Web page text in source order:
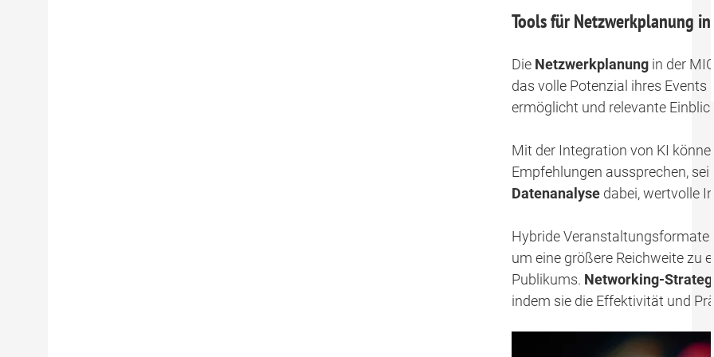
Tools für Netzwerkplanung
Die Netzwerkplanung in der
das volle Potenzial ihres
ermöglicht und relevante
Mit der Integration von KI
Empfehlungen aussprechen,
Datenanalyse dabei, wertvolle
Hybride Veranstaltungsformate
um eine größere Reichweite zu
Publikums. Networking-
indem sie die Effektivität und